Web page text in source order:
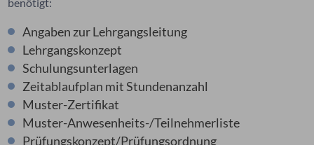
Angaben zur Lehrgangsleitung
Lehrgangskonzept
Schulungsunterlagen
Zeitablaufplan mit Stundenanzahl
Muster-Zertifikat
Muster-Anwesenheits-/Teilnehmerliste
Prüfungskonzept/Prüfungsordnung